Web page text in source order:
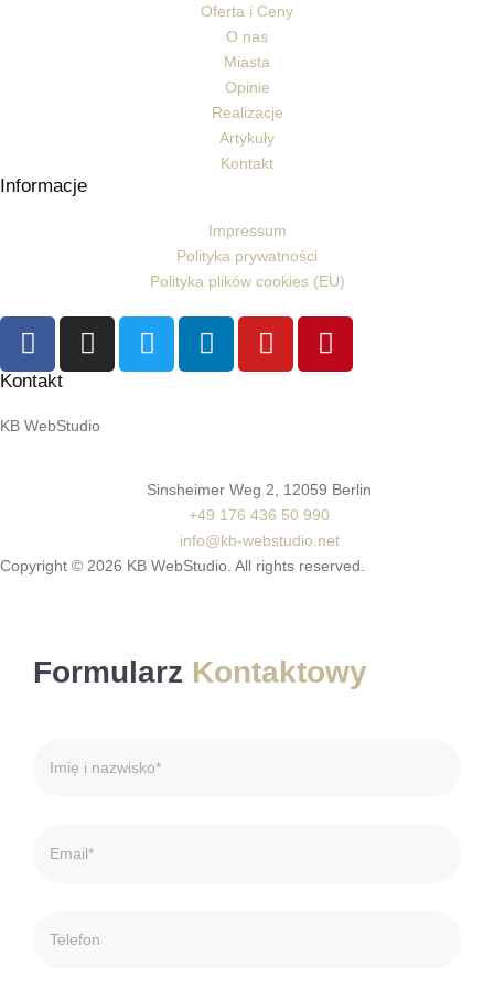
Oferta i Ceny
O nas
Miasta
Opinie
Realizacje
Artykuły
Kontakt
Informacje
Impressum
Polityka prywatności
Polityka plików cookies (EU)
Kontakt
KB WebStudio
Sinsheimer Weg 2, 12059 Berlin
+49 176 436 50 990
info@kb-webstudio.net
Copyright © 2026 KB WebStudio. All rights reserved.
Formularz Kontaktowy